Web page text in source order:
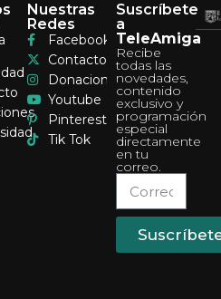
Nuestras
Redes
Facebook
Contacto
Donaciones
Youtube
Pinterest
Tik Tok
Suscríbete
a
TeleAmiga
Recibe
todas las
novedades,
contenido
exclusivo y
programación
especial
directamente
en tu
correo.